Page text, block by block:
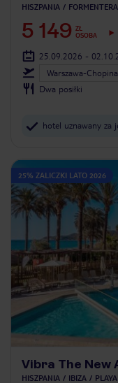
HISZPANIA FORMENTERA
5 149 ZŁ
OSOBA
25.09.2026 -
Warszawa-
Dwa posiłki
hotel uznawany za
25% ZALICZKI LATO 2026
Vibra The New
HISZPANIA IBIZA